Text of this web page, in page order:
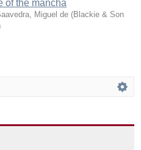
of the mancha
Miguel de (Blackie & Son